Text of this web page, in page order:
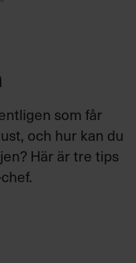
som får
och hur kan du
Här är tre tips